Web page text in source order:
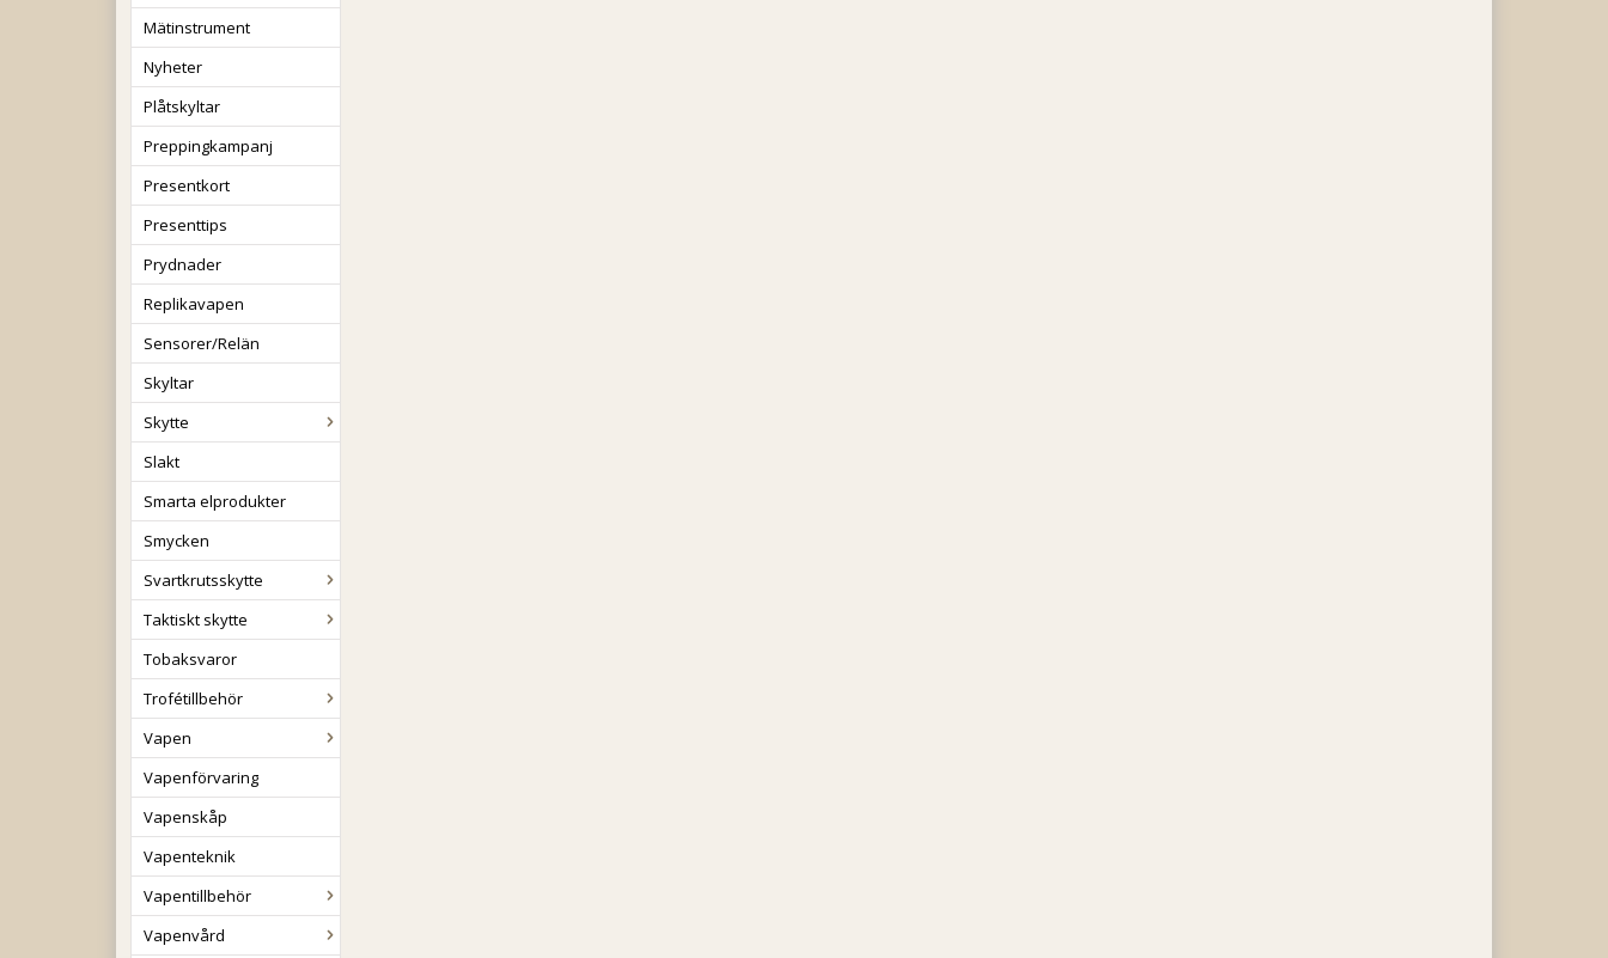
Mätinstrument
Nyheter
Plåtskyltar
Preppingkampanj
Presentkort
Presenttips
Prydnader
Replikavapen
Sensorer/Relän
Skyltar
Skytte
Slakt
Smarta elprodukter
Smycken
Svartkrutsskytte
Taktiskt skytte
Tobaksvaror
Trofétillbehör
Vapen
Vapenförvaring
Vapenskåp
Vapenteknik
Vapentillbehör
Vapenvård